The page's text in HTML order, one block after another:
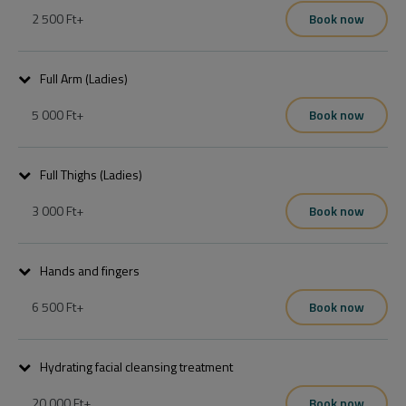
nélkül.
2 500 Ft+ Book now
Full Arm (Ladies)
5 000 Ft+ Book now
Full Thighs (Ladies)
3 000 Ft+ Book now
Hands and fingers
6 500 Ft+ Book now
Hydrating facial cleansing treatment